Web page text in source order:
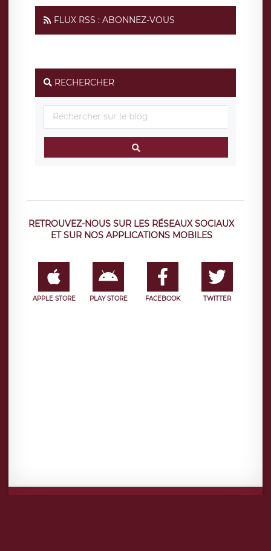
FLUX RSS : ABONNEZ-VOUS
RECHERCHER
RETROUVEZ-NOUS SUR LES RÉSEAUX SOCIAUX
ET SUR NOS APPLICATIONS MOBILES
APPLE STORE PLAY STORE FACEBOOK TWITTER